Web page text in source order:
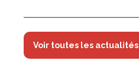
Voir toutes les actualités